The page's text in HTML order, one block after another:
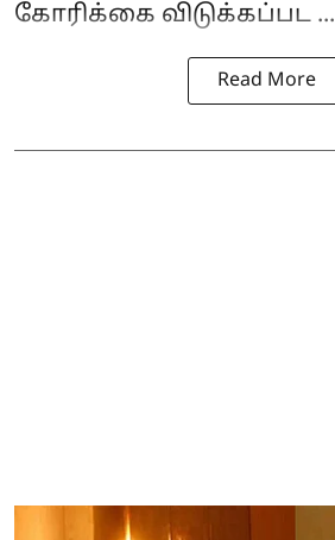
கோரிக்கை விடுக்கப்பட ...
Read More